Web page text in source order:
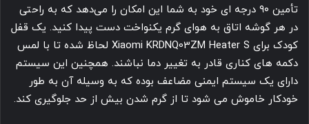
تأمین ۹۰ درجه ای خود به شما این امکان را می‌دهد که به راحتی
در هر گوشه اتاق به هوای گرم یکنواخت دست پیدا کنید. یک قفل
کودک برای Xiaomi KRDNQ03ZM Heater S لحاظ شده تا با لمس
دکمه های کناری قادر به تغییر دما نباشند. همچنین این سیستم
دارای یک سیستم ایمنی مضاعف بوده که به وسیله آن به طور
خودکار خاموش می شود تا از گرم شدن بیش از حد جلوگیری کند.